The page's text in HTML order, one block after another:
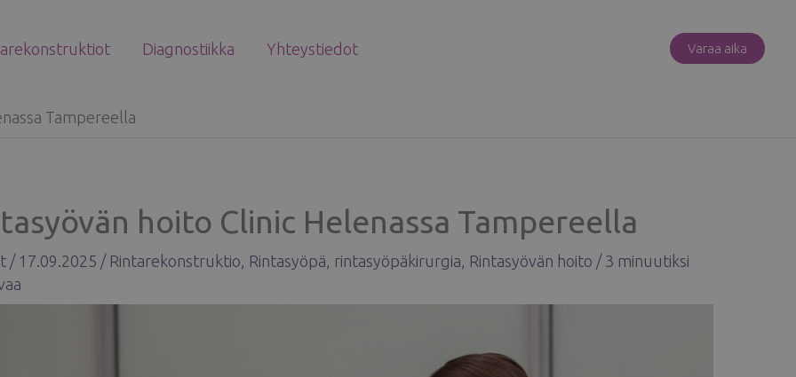
Diagnostiikka Yhteystiedot Varaa aika
Tampereella
hoito Clinic Helenassa Tampereella
/ 17.09.2025 / Rintarekonstruktio, Rintasyöpä, rintasyöpäkirurgia, Rintasyövän hoito / 3 minuutiksi